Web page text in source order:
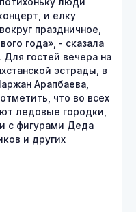
и елку
праздничное,
года», - сказала
Для гостей вечера на
эстрады, в
Арапбаева,
что во всех
ледовые городки,
с фигурами Деда
и других